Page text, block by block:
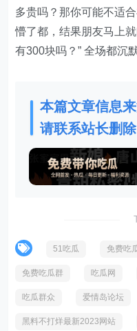
多贵吗？那你可能不适
懵了都，结果朋友马上
有300块吗？” 全场都沉
本篇文章信息
请联系站长删除
51吃瓜 免费吃
免费吃瓜群 吃瓜网
吃瓜群众 爱情岛论坛
黑料不打烊最新2023网站